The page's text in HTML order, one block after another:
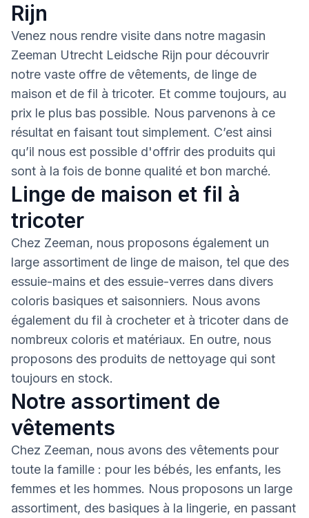
Rijn
Venez nous rendre visite dans notre magasin
Zeeman Utrecht Leidsche Rijn pour découvrir
notre vaste offre de vêtements, de linge de
maison et de fil à tricoter. Et comme toujours, au
prix le plus bas possible. Nous parvenons à ce
résultat en faisant tout simplement. C’est ainsi
qu’il nous est possible d'offrir des produits qui
sont à la fois de bonne qualité et bon marché.
Linge de maison et fil à
tricoter
Chez Zeeman, nous proposons également un
large assortiment de linge de maison, tel que des
essuie-mains et des essuie-verres dans divers
coloris basiques et saisonniers. Nous avons
également du fil à crocheter et à tricoter dans de
nombreux coloris et matériaux. En outre, nous
proposons des produits de nettoyage qui sont
toujours en stock.
Notre assortiment de
vêtements
Chez Zeeman, nous avons des vêtements pour
toute la famille : pour les bébés, les enfants, les
femmes et les hommes. Nous proposons un large
assortiment, des basiques à la lingerie, en passant